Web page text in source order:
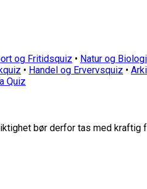
og Fritidsquiz • Natur og
• Handel og Ervervsquiz •
Quiz
bør derfor tas med kraftig